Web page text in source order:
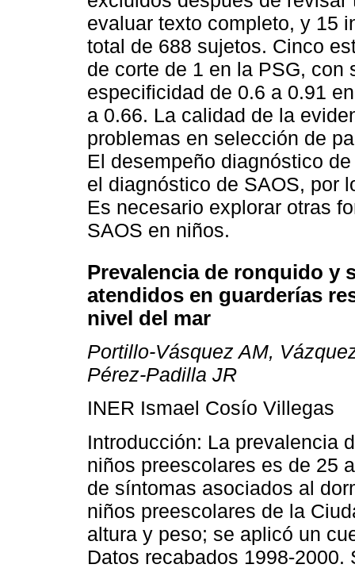
evaluar texto completo, y 15
total de 688 sujetos. Cinco
de corte de 1 en la PSG,
especificidad de 0.6 a 0.91
a 0.66. La calidad de la
problemas en selección de
El desempeño diagnóstico
el diagnóstico de SAOS, por
Es necesario explorar otras
SAOS en niños.
Prevalencia de ronquido y
atendidos en guarderías
nivel del mar
Portillo-Vásquez AM,
Pérez-Padilla JR
INER Ismael Cosío Villegas
Introducción: La prevalencia
niños preescolares es de 25
de síntomas asociados al
niños preescolares de la
altura y peso; se aplicó un
Datos recabados 1998-